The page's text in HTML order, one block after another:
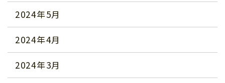
2024年5月
2024年4月
2024年3月